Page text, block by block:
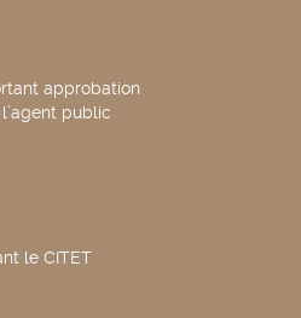
approbation
public
le CITET